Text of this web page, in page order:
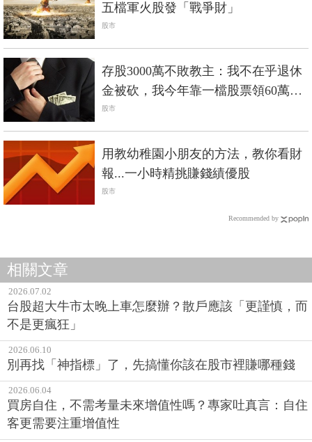
五檔軍火股發「戰爭財」
股市
存股3000萬不敗教主：我不在乎退休
金被砍，我今年靠一檔股票領60萬股
利！
股市
用教幼稚園小朋友的方法，教你看財
報...一小時精挑賺錢績優股
股市
Recommended by
相關文章
2026.07.02
台股超大牛市太晚上車怎麼辦？散戶應該「更謹慎，而
不是更瘋狂」
2026.06.10
別再找「神指標」了，先搞懂你該在股市裡賺哪種錢
2026.06.04
買房自住，不需考量未來增值性嗎？專家吐真言：自住
客更需要注重增值性